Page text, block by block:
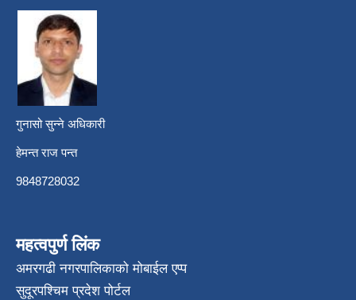
गुनासो सुन्ने अधिकारी
हेमन्त राज पन्त
9848728032
महत्वपुर्ण लिंक
अमरगढी नगरपालिकाको मोबाईल एप्प
सुदूरपश्चिम प्रदेश पोर्टल